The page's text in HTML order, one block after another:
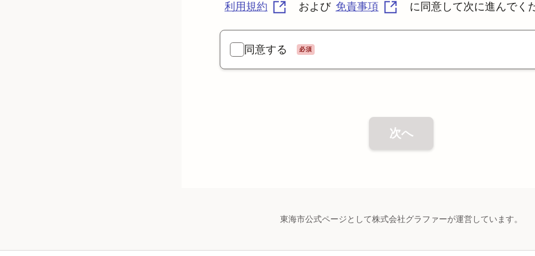
利用規約 および 免責事項 に同意して次に進んでく
同意する 必須
次へ
東海市公式ページとして株式会社グラファーが運営しています。